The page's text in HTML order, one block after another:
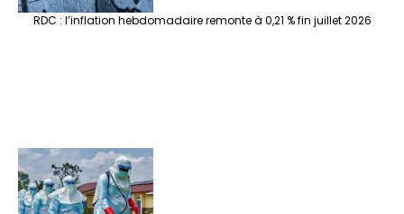
RDC : l’inflation hebdomadaire remonte à 0,21 % fin juillet 2026